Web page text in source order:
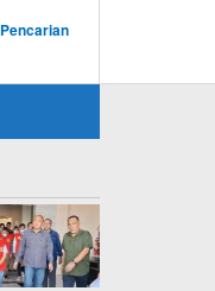
Pencarian